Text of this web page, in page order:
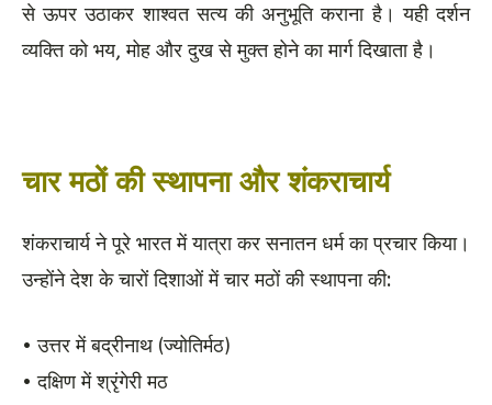
से ऊपर उठाकर शाश्वत सत्य की अनुभूति कराना है। यही दर्शन
व्यक्ति को भय, मोह और दुख से मुक्त होने का मार्ग दिखाता है।
चार मठों की स्थापना और शंकराचार्य
शंकराचार्य ने पूरे भारत में यात्रा कर सनातन धर्म का प्रचार किया।
उन्होंने देश के चारों दिशाओं में चार मठों की स्थापना की:
• उत्तर में बद्रीनाथ (ज्योतिर्मठ)
• दक्षिण में श्रृंगेरी मठ